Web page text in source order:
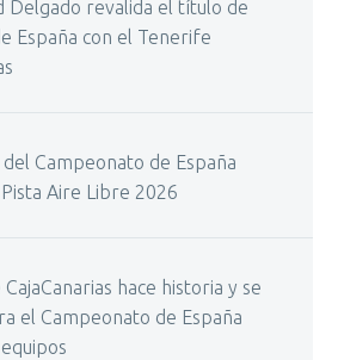
Delgado revalida el título de
España con el Tenerife
del Campeonato de España
Aire Libre 2026
hace historia y se
el Campeonato de España